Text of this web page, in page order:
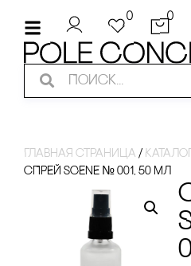
0 0
Главная страница / Каталог
сПРЕЙ SCENE № 001, 50 МЛ